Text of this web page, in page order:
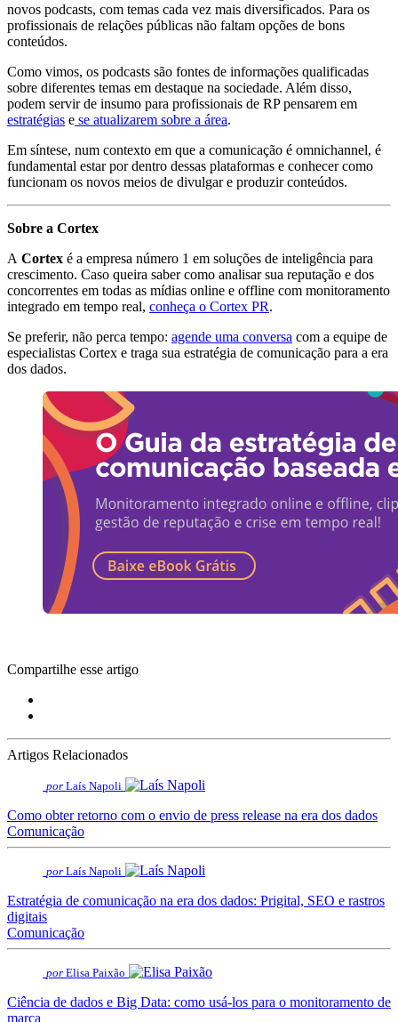
novos podcasts, com temas cada vez mais diversificados. Para os
profissionais de relações públicas não faltam opções de bons
conteúdos.
Como vimos, os podcasts são fontes de informações qualificadas
sobre diferentes temas em destaque na sociedade. Além disso,
podem servir de insumo para profissionais de RP pensarem em
estratégias e se atualizarem sobre a área.
Em síntese, num contexto em que a comunicação é omnichannel, é
fundamental estar por dentro dessas plataformas e conhecer como
funcionam os novos meios de divulgar e produzir conteúdos.
Sobre a Cortex
A Cortex é a empresa número 1 em soluções de inteligência para
crescimento. Caso queira saber como analisar sua reputação e dos
concorrentes em todas as mídias online e offline com monitoramento
integrado em tempo real, conheça o Cortex PR.
Se preferir, não perca tempo: agende uma conversa com a equipe de
especialistas Cortex e traga sua estratégia de comunicação para a era
dos dados.
Compartilhe esse artigo
Artigos Relacionados
por Laís Napoli
Como obter retorno com o envio de press release na era dos dados
Comunicação
por Laís Napoli
Estratégia de comunicação na era dos dados: Prigital, SEO e rastros
digitais
Comunicação
por Elisa Paixão
Ciência de dados e Big Data: como usá-los para o monitoramento de
marca